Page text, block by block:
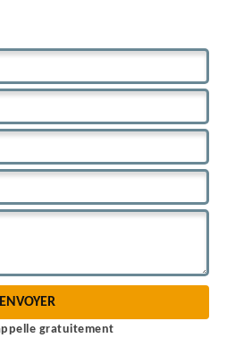
gratuitement